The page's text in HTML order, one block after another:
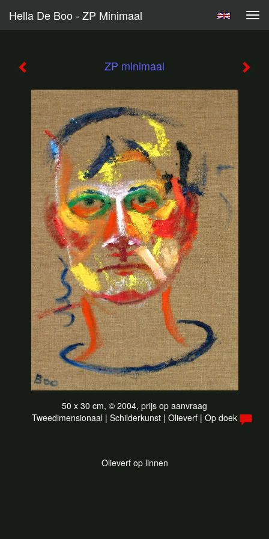
Hella De Boo - ZP Minimaal
ZP minimaal
50 x 30 cm, © 2004, prijs op aanvraag
Tweedimensionaal | Schilderkunst | Olieverf | Op doek
Olieverf op linnen